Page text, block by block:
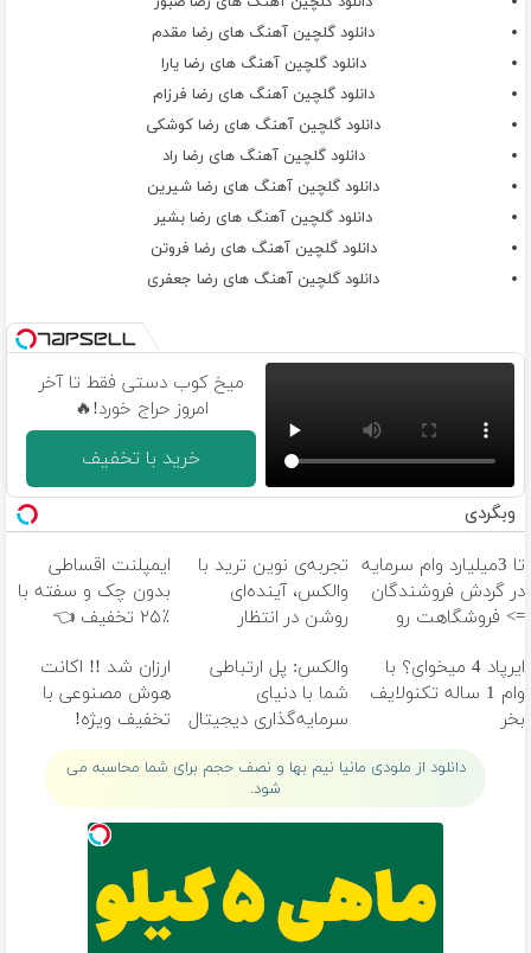
دانلود گلچین آهنگ های رضا مقدم
دانلود گلچین آهنگ های رضا یارا
دانلود گلچین آهنگ های رضا فرزام
دانلود گلچین آهنگ های رضا کوشکی
دانلود گلچین آهنگ های رضا راد
دانلود گلچین آهنگ های رضا شیرین
دانلود گلچین آهنگ های رضا بشیر
دانلود گلچین آهنگ های رضا فروتن
دانلود گلچین آهنگ های رضا جعفری
میخ کوب دستی فقط تا آخر
امروز حراج خورد!🔥
خرید با تخفیف
وبگردی
تا 3میلیارد وام سرمایه
در گردش فروشندگان
=> فروشگاهت رو
تجربه‌ی نوین ترید با
والکس، آینده‌ای
روشن در انتظار
ایمپلنت اقساطی
بدون چک و سفته با
٪۲۵ تخفیف 👈
متخصص
ایرپاد 4 میخوای؟ با
وام 1 ساله تکنولایف
بخر
والکس: پل ارتباطی
شما با دنیای
سرمایه‌گذاری دیجیتال
ارزان شد !! اکانت
هوش مصنوعی با
تخفیف ویژه!
دانلود از ملودی مانیا نیم بها و نصف حجم برای شما محاسبه می
شود.